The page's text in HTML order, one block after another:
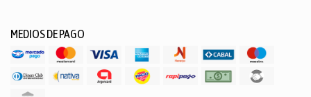
MEDIOS DE PAGO